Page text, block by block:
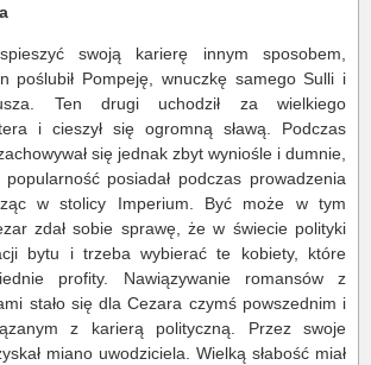
swoją karierę innym sposobem,
poślubił Pompeję, wnuczkę samego Sulli i
Ten drugi uchodził za wielkiego
i cieszył się ogromną sławą. Podczas
się jednak zbyt wyniośle i dumnie,
posiadał podczas prowadzenia
w stolicy Imperium. Być może w tym
zdał sobie sprawę, że w świecie polityki
bytu i trzeba wybierać te kobiety, które
profity. Nawiązywanie romansów z
stało się dla Cezara czymś powszednim i
z karierą polityczną. Przez swoje
miano uwodziciela. Wielką słabość miał